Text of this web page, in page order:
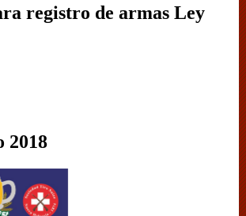
registro de armas Ley
2018